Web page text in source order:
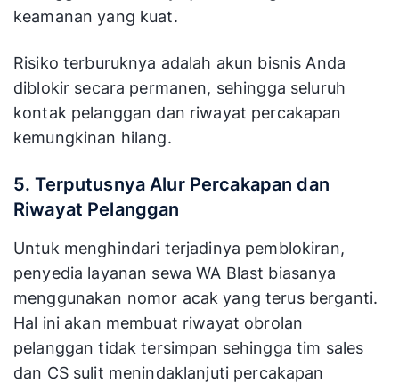
keamanan yang kuat.
Risiko terburuknya adalah akun bisnis Anda
diblokir secara permanen, sehingga seluruh
kontak pelanggan dan riwayat percakapan
kemungkinan hilang.
5. Terputusnya Alur Percakapan dan
Riwayat Pelanggan
Untuk menghindari terjadinya pemblokiran,
penyedia layanan sewa WA Blast biasanya
menggunakan nomor acak yang terus berganti.
Hal ini akan membuat riwayat obrolan
pelanggan tidak tersimpan sehingga tim sales
dan CS sulit menindaklanjuti percakapan